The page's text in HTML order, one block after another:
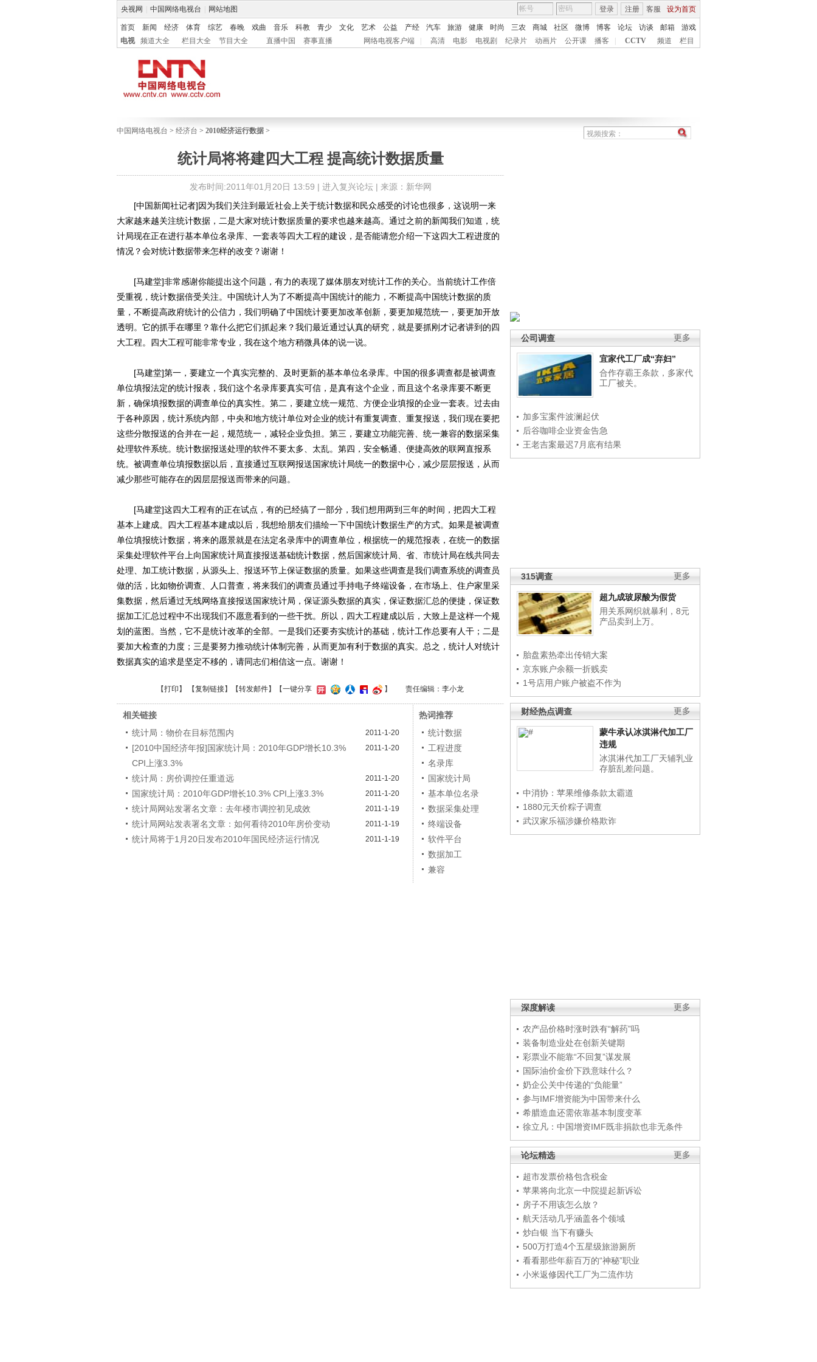
央视网 中国网络电视台 网站地图 客服 设为首页
登录 注册
首页 新闻 经济 体育 综艺 春晚 戏曲 音乐 科教 青少 文化 艺术 公益 产经 汽车 旅游 健康 时尚 三农 商城 社区 微博 博客 论坛 访谈 邮箱
游戏
电视
频道大全 栏目大全 节目大全 直播中国 赛事直播 网络电视客户端 高清 电影 电视剧 纪录片 动画片 公开课 播客 CCTV 频道 栏目
中国网络电视台 > 经济台 > 2010经济运行数据 >
统计局将将建四大工程 提高统计数据质量
发布时间:2011年01月20日 13:59 | 进入复兴论坛| 来源：新华网
更多
公司调查
宜家代工厂成“弃妇”
合作存霸王条款，多家代
工厂被关。
加多宝案件波澜起伏
后谷咖啡企业资金告急
王老吉案最迟7月底有结果
更多
315调查
超九成玻尿酸为假货
用关系网织就暴利，8元
产品卖到上万。
胎盘素热牵出传销大案
京东账户余额一折贱卖
1号店用户账户被盗不作为
更多
财经热点调查
蒙牛承认冰淇淋代加工厂
违规
冰淇淋代加工厂天辅乳业
存脏乱差问题。
中消协：苹果维修条款太霸道
1880元天价粽子调查
武汉家乐福涉嫌价格欺诈
更多
深度解读
农产品价格时涨时跌有“解药”吗
装备制造业处在创新关键期
彩票业不能靠“不回复”谋发展
国际油价金价下跌意味什么？
奶企公关中传递的“负能量”
参与IMF增资能为中国带来什么
希腊造血还需依靠基本制度变革
徐立凡：中国增资IMF既非捐款也非无条件
更多
论坛精选
超市发票价格包含税金
苹果将向北京一中院提起新诉讼
房子不用该怎么放？
航天活动几乎涵盖各个领域
炒白银 当下有赚头
500万打造4个五星级旅游厕所
看看那些年薪百万的“神秘”职业
小米返修因代工厂为二流作坊
[中国新闻社记者]因为我们关注到最近社会上关于统计数据和民众感受的讨论也很多，这说明一来
大家越来越关注统计数据，二是大家对统计数据质量的要求也越来越高。通过之前的新闻我们知道，统
计局现在正在进行基本单位名录库、一套表等四大工程的建设，是否能请您介绍一下这四大工程进度的
情况？会对统计数据带来怎样的改变？谢谢！
[马建堂]非常感谢你能提出这个问题，有力的表现了媒体朋友对统计工作的关心。当前统计工作倍
受重视，统计数据倍受关注。中国统计人为了不断提高中国统计的能力，不断提高中国统计数据的质
量，不断提高政府统计的公信力，我们明确了中国统计要更加改革创新，要更加规范统一，要更加开放
透明。它的抓手在哪里？靠什么把它们抓起来？我们最近通过认真的研究，就是要抓刚才记者讲到的四
大工程。四大工程可能非常专业，我在这个地方稍微具体的说一说。
[马建堂]第一，要建立一个真实完整的、及时更新的基本单位名录库。中国的很多调查都是被调查
单位填报法定的统计报表，我们这个名录库要真实可信，是真有这个企业，而且这个名录库要不断更
新，确保填报数据的调查单位的真实性。第二，要建立统一规范、方便企业填报的企业一套表。过去由
于各种原因，统计系统内部，中央和地方统计单位对企业的统计有重复调查、重复报送，我们现在要把
这些分散报送的合并在一起，规范统一，减轻企业负担。第三，要建立功能完善、统一兼容的数据采集
处理软件系统。统计数据报送处理的软件不要太多、太乱。第四，安全畅通、便捷高效的联网直报系
统。被调查单位填报数据以后，直接通过互联网报送国家统计局统一的数据中心，减少层层报送，从而
减少那些可能存在的因层层报送而带来的问题。
[马建堂]这四大工程有的正在试点，有的已经搞了一部分，我们想用两到三年的时间，把四大工程
基本上建成。四大工程基本建成以后，我想给朋友们描绘一下中国统计数据生产的方式。如果是被调查
单位填报统计数据，将来的愿景就是在法定名录库中的调查单位，根据统一的规范报表，在统一的数据
采集处理软件平台上向国家统计局直接报送基础统计数据，然后国家统计局、省、市统计局在线共同去
处理、加工统计数据，从源头上、报送环节上保证数据的质量。如果这些调查是我们调查系统的调查员
做的活，比如物价调查、人口普查，将来我们的调查员通过手持电子终端设备，在市场上、住户家里采
集数据，然后通过无线网络直接报送国家统计局，保证源头数据的真实，保证数据汇总的便捷，保证数
据加工汇总过程中不出现我们不愿意看到的一些干扰。所以，四大工程建成以后，大致上是这样一个规
划的蓝图。当然，它不是统计改革的全部。一是我们还要夯实统计的基础，统计工作总要有人干；二是
要加大检查的力度；三是要努力推动统计体制完善，从而更加有利于数据的真实。总之，统计人对统计
数据真实的追求是坚定不移的，请同志们相信这一点。谢谢！
【打印 】 【复制链接】【转发邮件】 【一键分享 】 责任编辑：李小龙
相关链接
统计局：物价在目标范围内
2011-1-20
[2010中国经济年报]国家统计局：2010年GDP增长10.3%
CPI上涨3.3%
2011-1-20
统计局：房价调控任重道远 2011-1-20
国家统计局：2010年GDP增长10.3% CPI上涨3.3% 2011-1-20
统计局网站发署名文章：去年楼市调控初见成效 2011-1-19
统计局网站发表署名文章：如何看待2010年房价变动 2011-1-19
统计局将于1月20日发布2010年国民经济运行情况 2011-1-19
热词推荐
统计数据
工程进度
名录库
国家统计局
基本单位名录
数据采集处理
终端设备
软件平台
数据加工
兼容